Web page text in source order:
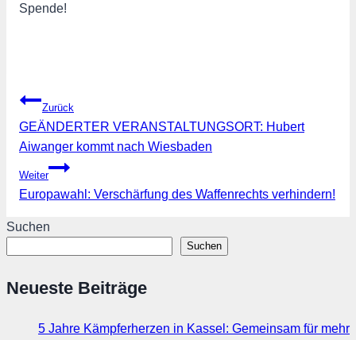
Spende!
Beitragsnavigation
Zurück
GEÄNDERTER VERANSTALTUNGSORT: Hubert
Aiwanger kommt nach Wiesbaden
Weiter
Europawahl: Verschärfung des Waffenrechts verhindern!
Suchen
Suchen
Neueste Beiträge
5 Jahre Kämpferherzen in Kassel: Gemeinsam für mehr